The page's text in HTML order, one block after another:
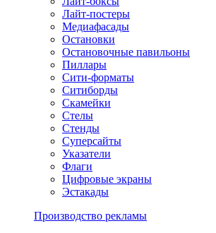
Лайт-постеры
Медиафасады
Остановки
Остановочные павильоны
Пиллары
Сити-форматы
Ситиборды
Скамейки
Стелы
Стенды
Суперсайты
Указатели
Флаги
Цифровые экраны
Эстакады
Производство рекламы